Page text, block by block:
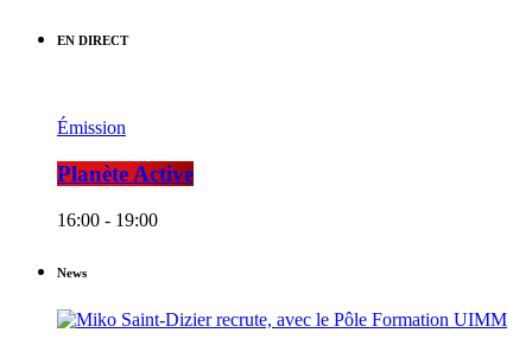
EN DIRECT
Émission
Planète Active
16:00 - 19:00
News